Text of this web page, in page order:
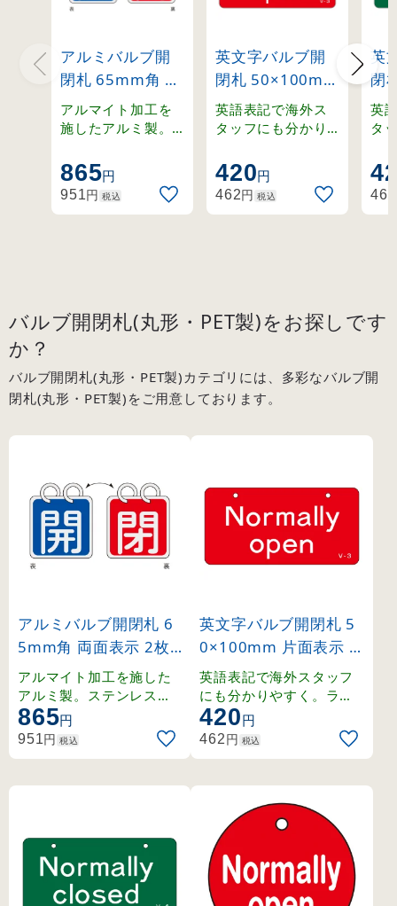
アルミバルブ開
閉札 65mm角 両
面表示 2枚1組 開
(青)⇔閉(赤)
アルマイト加工を
施したアルミ製。
付きの開閉札セッ
ト。
865円
951円 税込
英文字バルブ開
閉札 50×100mm
片面表示
Normally
(168003)
英語表記で海外ス
タッフにも分かり
ト加工の硬質塩ビ
製。
420円
462円 税込
英
閉
片
英
タ
ト
製
462
バルブ開閉札(丸形・PET製)をお探しです
か？
バルブ開閉札(丸形・PET製)カテゴリには、多彩なバルブ開
閉札(丸形・PET製)をご用意しております。
アルミバルブ開閉札 6
5mm角 両面表示 2枚1
組 開(青)⇔閉(赤) (162
011)
アルマイト加工を施した
アルミ製。ステンレスリ
ング付きの開閉札セット
。
865円
951円 税込
英文字バルブ開閉札 5
0×100mm 片面表示 N
ormally open(赤) (168
003)
英語表記で海外スタッフ
にも分かりやすく。ラミ
ネート加工の硬質塩ビ製
。
420円
462円 税込